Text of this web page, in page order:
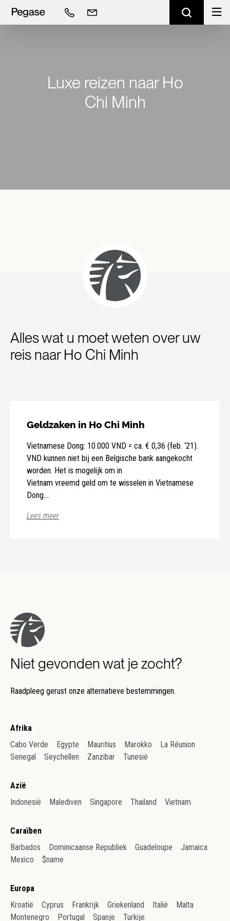
Luxe reizen naar Ho
Chi Minh
Alles wat u moet weten over uw
reis naar Ho Chi Minh
Geldzaken in Ho Chi Minh
Vietnamese Dong: 10.000 VND = ca. € 0,36 (feb. ‘21).
VND kunnen niet bij een Belgische bank aangekocht
worden. Het is mogelijk om in
Vietnam vreemd geld om te wisselen in Vietnamese
Dong.
Lees meer
Niet gevonden wat je zocht?
Raadpleeg gerust onze alternatieve bestemmingen.
Afrika
Cabo Verde
Egypte Mauritius Marokko
La Réunion
Senegal
Seychellen Zanzibar Tunesië
Azië
Indonesië
Malediven Singapore Thailand Vietnam
Caraïben
Barbados
Dominicaanse Republiek Guadeloupe
Jamaica
Mexico
$name
Europa
Kroatië
Cyprus Frankrijk Griekenland Italië
Malta
Montenegro
Portugal Spanje Turkije